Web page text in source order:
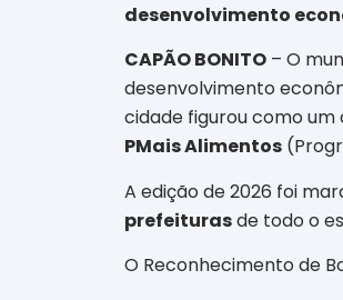
desenvolvimento
CAPÃO BONITO – O
desenvolvimento
cidade figurou como
PMais Alimentos
A edição de 2026 foi
prefeiturasde todo o
O Reconhecimento de